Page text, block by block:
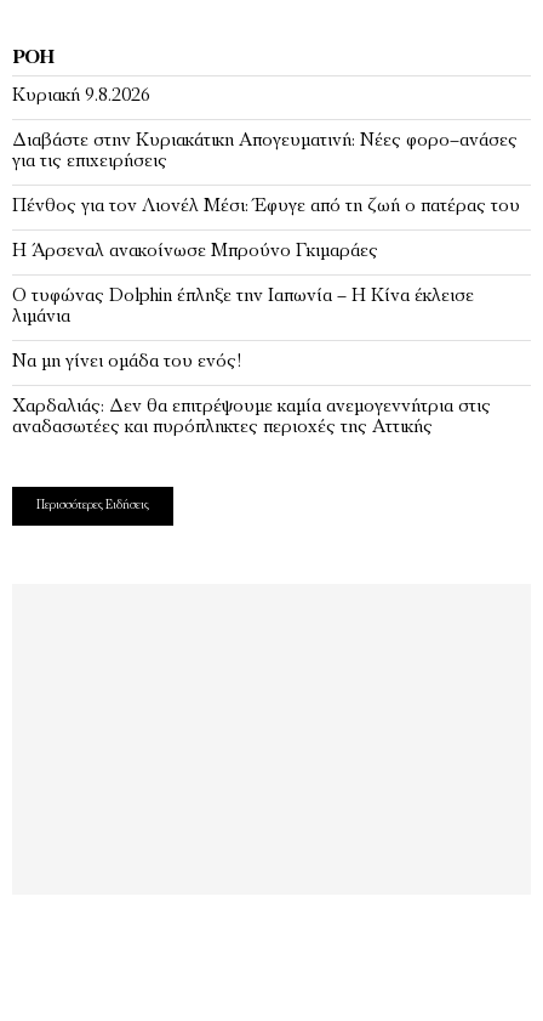
ΡΟΉ
Κυριακή 9.8.2026
Διαβάστε στην Κυριακάτικη Απογευματινή: Νέες φορο–ανάσες
για τις επιχειρήσεις
Πένθος για τον Λιονέλ Μέσι: Έφυγε από τη ζωή ο πατέρας του
Η Άρσεναλ ανακοίνωσε Μπρούνο Γκιμαράες
Ο τυφώνας Dolphin έπληξε την Ιαπωνία – H Κίνα έκλεισε
λιμάνια
Να μη γίνει ομάδα του ενός!
Χαρδαλιάς: Δεν θα επιτρέψουμε καμία ανεμογεννήτρια στις
αναδασωτέες και πυρόπληκτες περιοχές της Αττικής
Περισσότερες Ειδήσεις